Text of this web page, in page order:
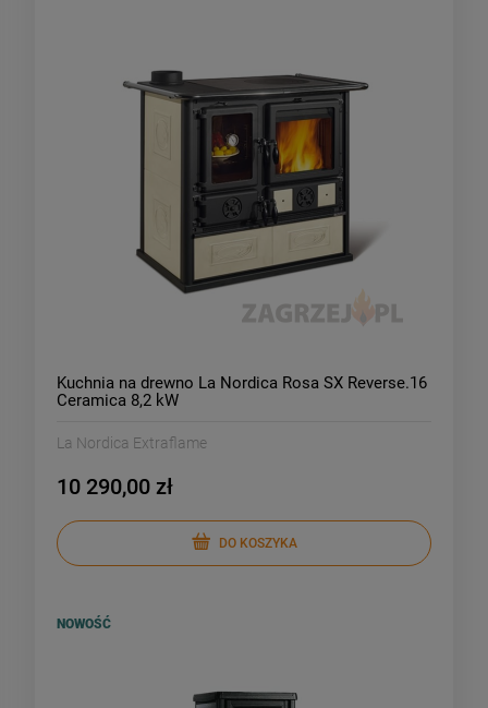
Kuchnia na drewno La Nordica Rosa SX Reverse.16
Ceramica 8,2 kW
La Nordica Extraflame
10 290,00 zł
DO KOSZYKA
NOWOŚĆ